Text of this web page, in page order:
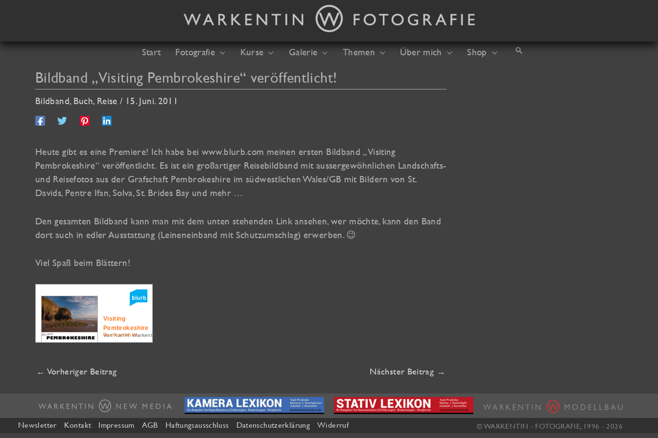
Start Fotografie Kurse Galerie Themen Über mich Shop Suchen
Bildband „Visiting Pembrokeshire“ veröffentlicht!
Bildband, Buch, Reise / 15. Juni. 2011
Heute gibt es eine Premiere! Ich habe bei www.blurb.com meinen ersten Bildband „Visiting
Pembrokeshire“ veröffentlicht. Es ist ein großartiger Reisebildband mit aussergewöhnlichen Landschafts-
und Reisefotos aus der Grafschaft Pembrokeshire im südwestlichen Wales/GB mit Bildern von St.
Davids, Pentre Ifan, Solva, St. Brides Bay und mehr …
Den gesamten Bildband kann man mit dem unten stehenden Link ansehen, wer möchte, kann den Band
dort auch in edler Ausstattung (Leineneinband mit Schutzumschlag) erwerben. 😉
Viel Spaß beim Blättern!
Visiting
Pembrokeshire
Von Karl H. Warkentin
Buchvorschau
← Vorheriger Beitrag Nächster Beitrag →
Newsletter Kontakt Impressum AGB Haftungsausschluss Datenschutzerklärung Widerruf © WARKENTIN - FOTOGRAFIE, 1996 - 2026